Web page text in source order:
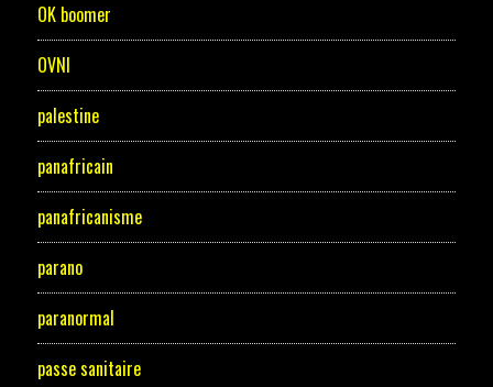
OK boomer
OVNI
palestine
panafricain
panafricanisme
parano
paranormal
passe sanitaire